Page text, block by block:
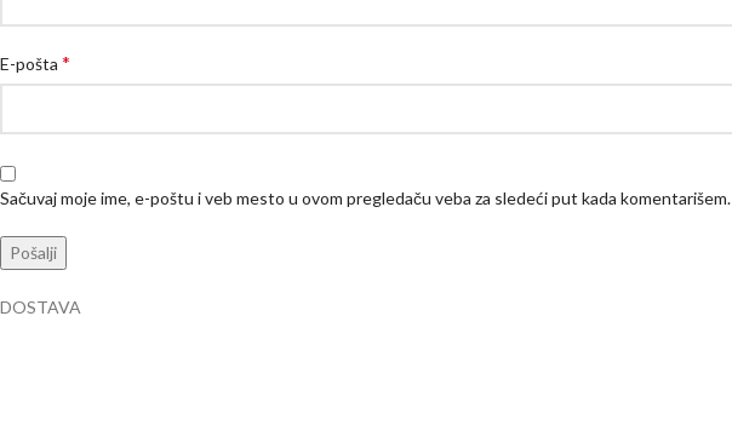
E-pošta *
Sačuvaj moje ime, e-poštu i veb mesto u ovom pregledaču veba za sledeći put kada komentarišem.
DOSTAVA